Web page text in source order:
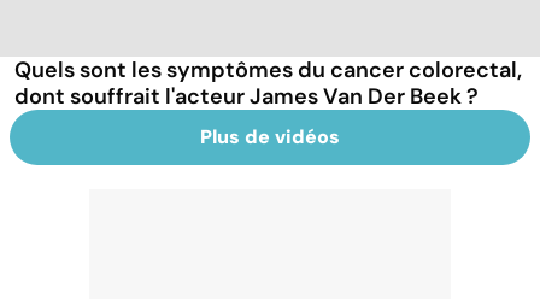
Quels sont les symptômes du cancer colorectal,
dont souffrait l'acteur James Van Der Beek ?
Plus de vidéos